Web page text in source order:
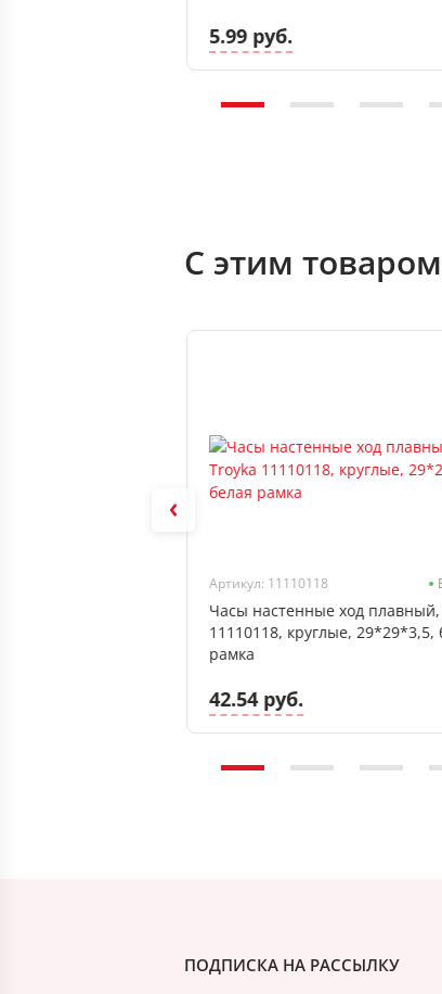
5.99 руб.
С этим
Артикул: 11110118
Часы настенные ход плавный,
11110118, круглые, 29*29*3,5,
рамка
42.54 руб.
ПОДПИСКА НА РАССЫЛКУ